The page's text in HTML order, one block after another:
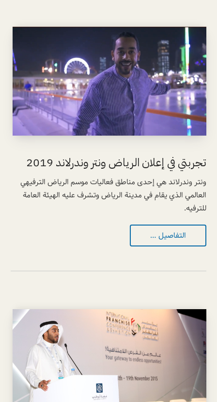
تجربتي في إعلان الرياض ونتر وندرلاند 2019
ونتر وندرلاند هي إحدى مناطق فعاليات موسم الرياض الترفيهي
العالمي الذي يقام في مدينة الرياض وتشرف عليه الهيئة العامة
للترفيه.
التفاصيل …